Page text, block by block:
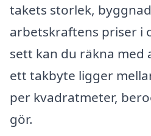
takets storlek,
arbetskraftens priser i
sett kan du räkna
ett takbyte ligger
per kvadratmeter,
gör.